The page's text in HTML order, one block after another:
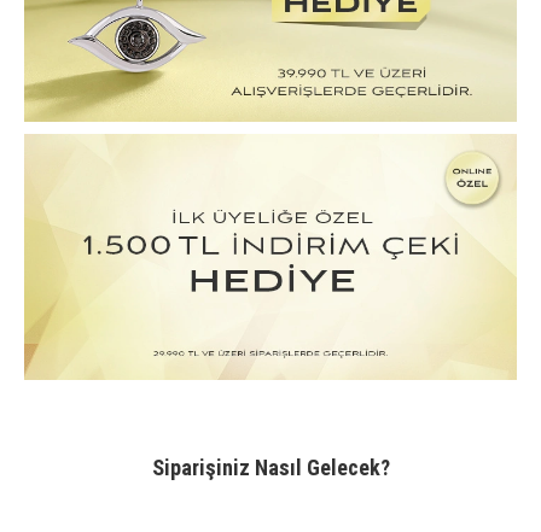
Siparişiniz Nasıl Gelecek?